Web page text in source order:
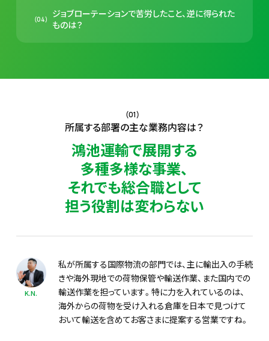
ジョブローテーションで苦労したこと、逆に得られた
ものは？
(01)
所属する部署の主な業務内容は？
鴻池運輸で展開する
多種多様な事業、
それでも総合職として
担う役割は変わらない
K.N.
私が所属する国際物流の部門では、主に輸出入の手続
きや海外現地での荷物保管や輸送作業、また国内での
輸送作業を担っています。特に力を入れているのは、
海外からの荷物を受け入れる倉庫を日本で見つけて
おいて輸送を含めてお客さまに提案する営業ですね。